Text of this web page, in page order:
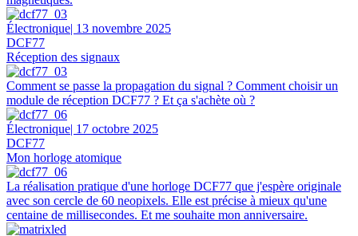
Électronique| 13 novembre 2025
DCF77
Réception des signaux
Comment se passe la propagation du signal ? Comment choisir un
module de réception DCF77 ? Et ça s'achète où ?
Électronique| 17 octobre 2025
DCF77
Mon horloge atomique
La réalisation pratique d'une horloge DCF77 que j'espère originale
avec son cercle de 60 neopixels. Elle est précise à mieux qu'une
centaine de millisecondes. Et me souhaite mon anniversaire.